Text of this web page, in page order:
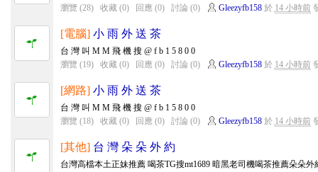
瀏覽 (28)
收藏 (0) 回應 (0) 討論 (0) Gleezyfb158於 14 小時前
[電腦] 小 雨 外 送 茶
台 灣 叫 M M 飛 機 搜 @ f b 1 5 8 0 0
瀏覽 (19)
收藏 (0) 回應 (0) 討論 (0) Gleezyfb158於 14 小時前
[網路] 小 雨 外 送 茶
台 灣 叫 M M 飛 機 搜 @ f b 1 5 8 0 0
瀏覽 (18)
收藏 (0) 回應 (0) 討論 (0) Gleezyfb158於 14 小時前
[其他] 台 灣 朵 朵 外 約
台灣高檔本土正妹推薦 喝茶TG搜mt1689 暗黑老司機喝茶推薦朵朵外